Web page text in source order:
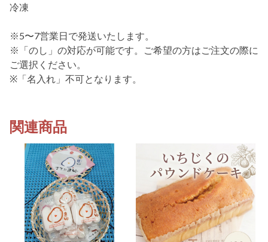
冷凍
※5〜7営業日で発送いたします。
※「のし」の対応が可能です。ご希望の方はご注文の際に
ご選択ください。
※「名入れ」不可となります。
関連商品